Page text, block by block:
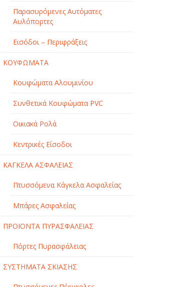
Παρασυρόμενες Αυτόματες
Αυλόπορτες
Εισόδοι – Περιφράξεις
ΚΟΥΦΩΜΑΤΑ
Κουφώματα Αλουμινίου
Συνθετικά Κουφώματα PVC
Οικιακά Ρολά
Κεντρικές Είσοδοι
ΚΑΓΚΕΛΑ ΑΣΦΑΛΕΙΑΣ
Πτυσσόμενα Κάγκελα Ασφαλείας
Μπάρες Ασφαλείας
ΠΡΟΙΟΝΤΑ ΠΥΡΑΣΦΑΛΕΙΑΣ
Πόρτες Πυρασφάλειας
ΣΥΣΤΗΜΑΤΑ ΣΚΙΑΣΗΣ